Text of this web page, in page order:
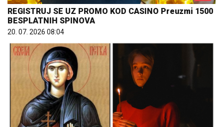
REGISTRUJ SE UZ PROMO KOD CASINO Preuzmi 1500
BESPLATNIH SPINOVA
20. 07. 2026 08:04